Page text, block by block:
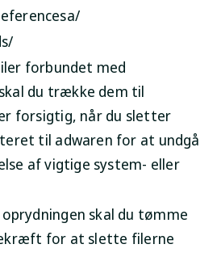
forbundet med
du trække dem til
forsigtig, når du sletter
til adwaren for at undgå
af vigtige system- eller
skal du tømme
for at slette filerne